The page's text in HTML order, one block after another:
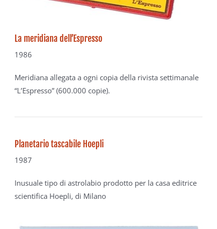
La meridiana dell’Espresso
1986
Meridiana allegata a ogni copia della rivista settimanale
“L’Espresso” (600.000 copie).
Planetario tascabile Hoepli
1987
Inusuale tipo di astrolabio prodotto per la casa editrice
scientifica Hoepli, di Milano